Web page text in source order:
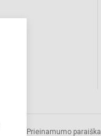
Prieinamumo paraiška